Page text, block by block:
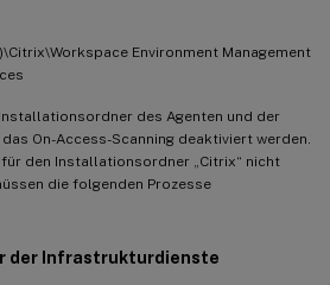
Environment Management
des Agenten und der
On-Access-Scanning deaktiviert werden.
für den Installationsordner „Citrix“ nicht
die folgenden Prozesse
der Infrastrukturdienste